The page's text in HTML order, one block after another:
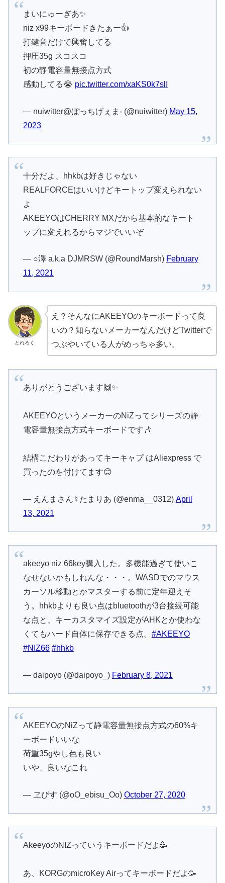
まいにゅーぎあ✨
niz x99キーボードきたぁー👍
打鍵音だけで興奮してる
押圧35g スコスコ
初の静電容量無接点方式
感動してる😭 pic.twitter.com/xaKS0k7slI
— nuiwitter@ぼっちげぇま- (@nuiwitter) May 15,
2023
十分だよ、hhkbは好きじゃない
REALFORCEはいいけどキートップ変えられない
よ
AKEEYOはCHERRY MXだから基本的なキート
ップに変えれるからマジでいいぞ
— ○澤 a.k.a DJMRSW (@RoundMarsh) February
11, 2021
とれろく
え？そんなにAKEEYOのキーボードって良
いの？知らないメーカーなんだけどTwitterで
つぶやいている人がめっちゃ多い。
ありがとうございます🙌✨
AKEEYOというメーカーのNiZってシリーズの静
電容量無接点方式キーボードです🎶
結構こだわりがあってキーキャプ はAliexpress で
買ったのを付けてます😊
— えんまさん☿たまりあ (@enma__0312) April
13, 2021
akeeyo niz 66key購入した。多機能過ぎて使いこ
なせないかもしれんな・・・。WASDでのマウス
カーソル移動とかマスターする前に定年迎えそ
う。hhkbよりも良い点はbluetoothが3台接続可能
な点と、キーカスタマイズ設定がAHKとか使わな
くてもハード自体に保存できる点。 #AKEEYO
#NIZ66 #hhkb
— daipoyo (@daipoyo_) February 8, 2021
AKEEYOのNiZって静電容量無接点方式の60%キ
ーボードいいな
荷重35gやし色も良い
いや、良いなこれ
— ヱびす (@oO_ebisu_Oo) October 27, 2020
AkeeyoのNIZっていうキーボードだよ🥳
あ、KORGのmicroKey Airってキーボードだよ🥳